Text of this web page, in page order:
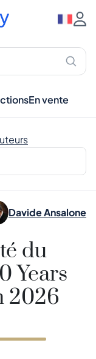
En vente
Davide Ansalone
du
Years
2026